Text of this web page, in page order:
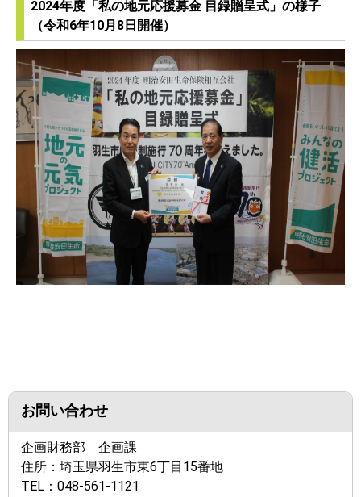
2024年度「私の地元応援募金 目録贈呈式」の様子
（令和6年10月8日開催）
お問い合わせ
企画財務部 企画課
住所： 埼玉県羽生市東6丁目15番地
TEL： 048-561-1121